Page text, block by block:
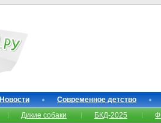
Новости
Современное детство
Дикие собаки БКД-2025